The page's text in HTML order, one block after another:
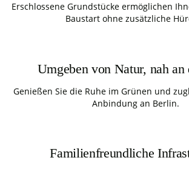
Erschlossene Grundstücke ermöglichen
Baustart ohne zusätzliche
Umgeben von Natur, nah an
Genießen Sie die Ruhe im Grünen und
Anbindung an Berlin.
Familienfreundliche